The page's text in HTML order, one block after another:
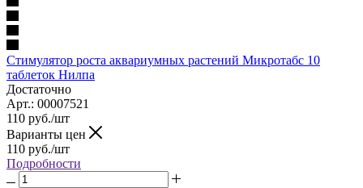
Стимулятор роста аквариумных растений Микротабс 10
таблеток Нилпа
Достаточно
Арт.: 00007521
110 руб./шт
Варианты цен
110 руб./шт
Подробности